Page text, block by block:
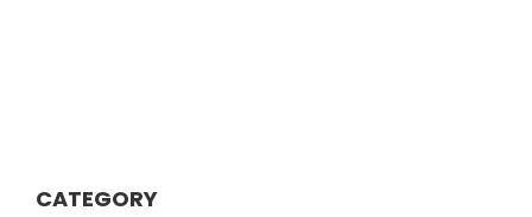
CATEGORY